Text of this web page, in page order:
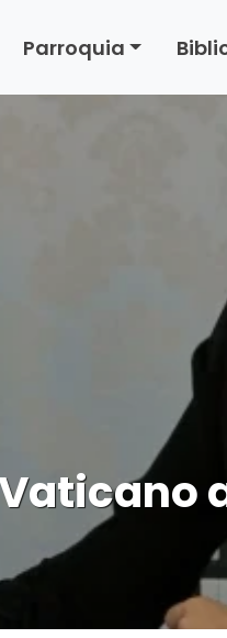
Parroquia